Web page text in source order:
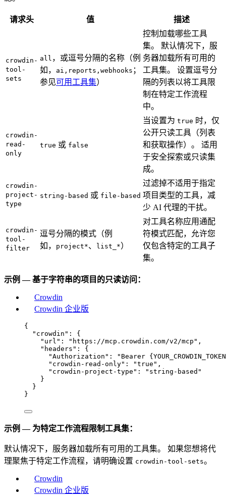
请求头 值 描述
crowdin-
tool-
sets
all ，或逗号分隔的名称（例
如，
ai,reports,webhooks ；
参见可用工具集）
控制加载哪些工具
集。 默认情况下，服
务器加载所有可用的
工具集。 设置逗号分
隔的列表以将工具限
制在特定工作流程
中。
crowdin-
read-
only
true 或 false
当设置为 true 时，仅
公开只读工具（列表
和获取操作）。 适用
于安全探索或只读集
成。
crowdin-
project-
type
string-based 或 file-based
过滤掉不适用于指定
项目类型的工具，减
少 AI 代理的干扰。
crowdin-
tool-
filter
逗号分隔的模式（例
如，
project*、 list_*）
对工具名称应用通配
符模式匹配，允许您
仅包含特定的工具子
集。
示例 — 基于字符串的项目的只读访问：
Crowdin
Crowdin 企业版
{
"crowdin" : {
"url" : " https://mcp.crowdin.com/v2/mcp " ,
"headers" : {
"Authorization" : " Bearer
"crowdin-read-only" : "true " ,
"crowdin-project-type" : " string-based "
}
}
}
示例 — 为特定工作流程限制工具集：
默认情况下，服务器加载所有可用的工具集。 如果您想将代
理聚焦于特定工作流程，请明确设置 crowdin-tool-sets。
Crowdin
Crowdin 企业版